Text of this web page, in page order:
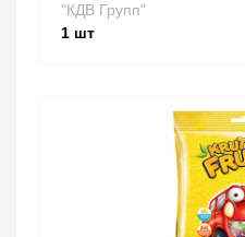
"КДВ Групп"
1 шт